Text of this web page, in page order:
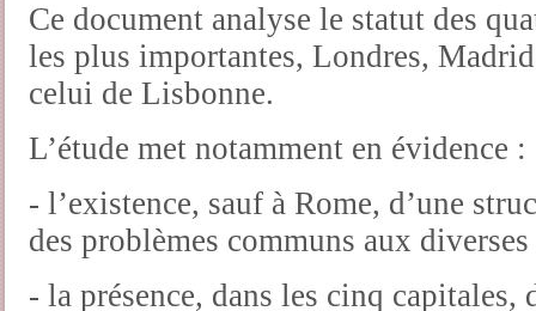
Ce document analyse le statut des
les plus importantes, Londres,
celui de Lisbonne.
L’étude met notamment en évidence :
- l’existence, sauf à Rome, d’une
des problèmes communs aux
- la présence, dans les cinq